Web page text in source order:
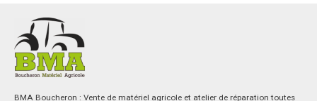
BMA Boucheron : Vente de matériel agricole et atelier de réparation toutes